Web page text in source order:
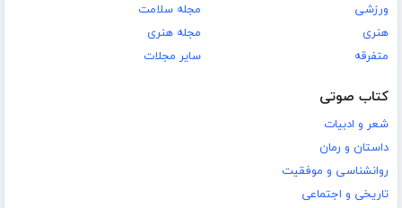
ورزشی
هنری
متفرقه
مجله سلامت
مجله هنری
سایر مجلات
کتاب صوتی
شعر و ادبیات
داستان و رمان
روانشناسی و موفقیت
تاریخی و اجتماعی